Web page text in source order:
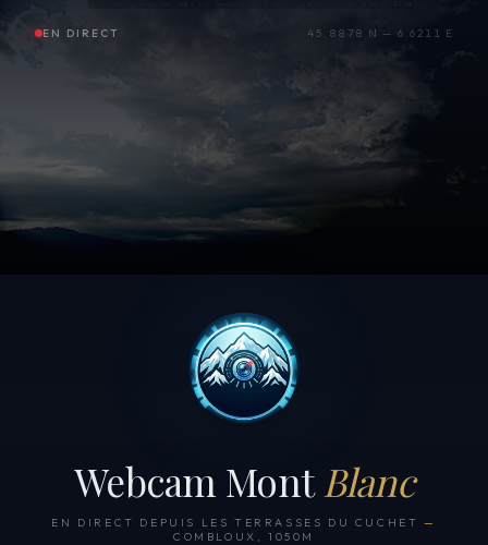
EN DIRECT 45.8878 N — 6.6211 E
Webcam Mont Blanc
EN DIRECT DEPUIS LES TERRASSES DU CUCHET —
COMBLOUX, 1050M